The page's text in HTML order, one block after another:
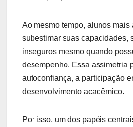
Ao mesmo tempo, alunos mais
subestimar suas capacidades,
inseguros mesmo quando
desempenho. Essa assimetria
autoconfiança, a participação
desenvolvimento acadêmico.
Por isso, um dos papéis